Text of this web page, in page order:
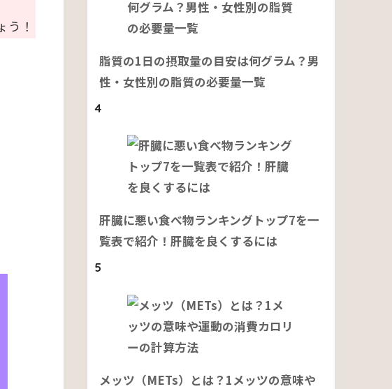
！
脂質の1日の摂取量の目安は何グラム？男
性・女性別の脂質の必要量一覧
4
肝臓に悪い食べ物ランキングトップ7を一
覧表で紹介！肝臓を良くするには
5
メッツ（METs）とは？1メッツの意味や